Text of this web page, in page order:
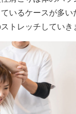
いるケースが多い
トレッチしていき